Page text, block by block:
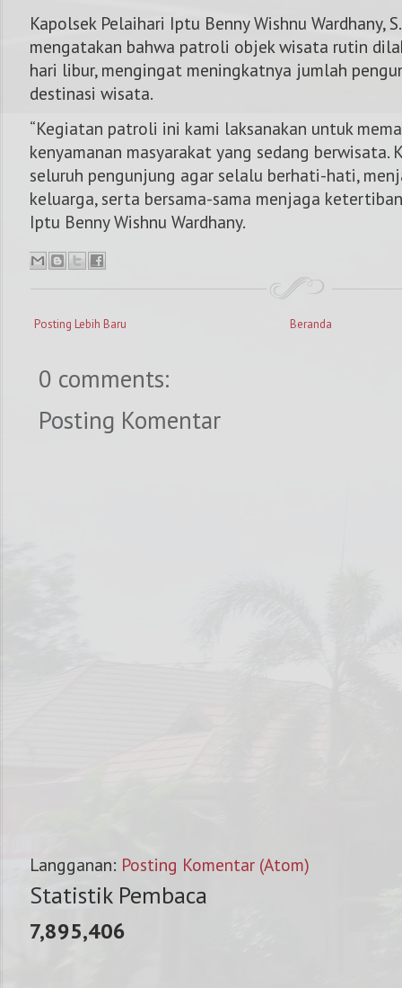
Kapolsek Pelaihari Iptu Benny Wishnu Wardhany,
mengatakan bahwa patroli objek wisata rutin
hari libur, mengingat meningkatnya jumlah
destinasi wisata.
“Kegiatan patroli ini kami laksanakan untuk
kenyamanan masyarakat yang sedang berwisata.
seluruh pengunjung agar selalu berhati-hati,
keluarga, serta bersama-sama menjaga
Iptu Benny Wishnu Wardhany.
Posting Lebih Baru Beranda
0 comments:
Posting Komentar
Langganan: Posting Komentar (Atom)
Statistik Pembaca
7,895,406